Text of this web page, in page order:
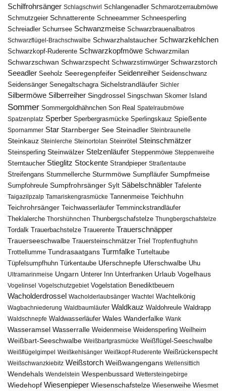
Schilfrohrsänger Schlagschwirl Schlangenadler Schmarotzerraubmöwe
Schmutzgeier Schnatterente Schneeammer Schneesperling
Schreiadler Schurrsee Schwanzmeise Schwarzbrauenalbatros
Schwarzflügel-Brachschwalbe Schwarzhalstaucher Schwarzkehlchen
Schwarzkopf-Ruderente Schwarzkopfmöwe Schwarzmilan
Schwarzschwan Schwarzspecht Schwarzstirnwürger Schwarzstorch
Seeadler Seeholz Seeregenpfeifer Seidenreiher Seidenschwanz
Seidensänger Senegaltschagra Sichelstrandläufer Sichler
Silbermöwe Silberreiher Singdrossel Singschwan Skomer Island
Sommer Sommergoldhähnchen Son Real Spatelraubmöwe
Spatzenplatz Sperber Sperbergrasmücke Sperlingskauz Spießente
Spornammer Star Starnberger See Steinadler Steinbraunelle
Steinkauz Steinlerche Steinortolan Steinrötel Steinschmätzer
Steinsperling Steinwälzer Stelzenläufer Steppenmöwe Steppenweihe
Sterntaucher Stieglitz Stockente Strandpieper Straßentaube
Streifengans Stummellerche Sturmmöwe Sumpfläufer Sumpfmeise
Sumpfohreule Sumpfrohrsänger Sylt Säbelschnäbler Tafelente
Taigazilpzalp Tamariskengrasmücke Tannenmeise Teichhuhn
Teichrohrsänger Teichwasserläufer Temminckstrandläufer
Theklalerche Thorshühnchen Thunbergschafstelze Thungbergschafstelze
Tordalk Trauerbachstelze Trauerente Trauerschnäpper
Trauerseeschwalbe Trauersteinschmätzer Triel Tropfenflughuhn
Trottellumme Tundrasaatgans Turmfalke Turteltaube
Tüpfelsumpfhuhn
Türkentaube Uferschnepfe Uferschwalbe Uhu
Ultramarinmeise Ungarn Unterer Inn Unterfranken Urlaub Vogelhaus
Vogelinsel Vogelschutzgebiet Vogelstation Benediktbeuern
Wacholderdrossel Wacholderlaubsänger Wachtel Wachtelkönig
Wagbachniederung Waldbaumläufer Waldkauz Waldohreule Waldrapp
Waldschnepfe Waldwasserläufer Wales Wanderfalke Wank
Wasseramsel Wasserralle Weidenmeise Weidensperling Weilheim
Weißbart-Seeschwalbe Weißbartgrasmücke Weißflügel-Seeschwalbe
Weißflügelgimpel Weißkehlsänger Weißkopf-Ruderente Weißrückenspecht
Weißschwanzkiebitz Weißstorch Weißwangengans Wellensittich
Wendehals Wendelstein Wespenbussard Wettersteingebirge
Wiedehopf Wiesenpieper Wiesenschafstelze Wiesenweihe Wiesmet